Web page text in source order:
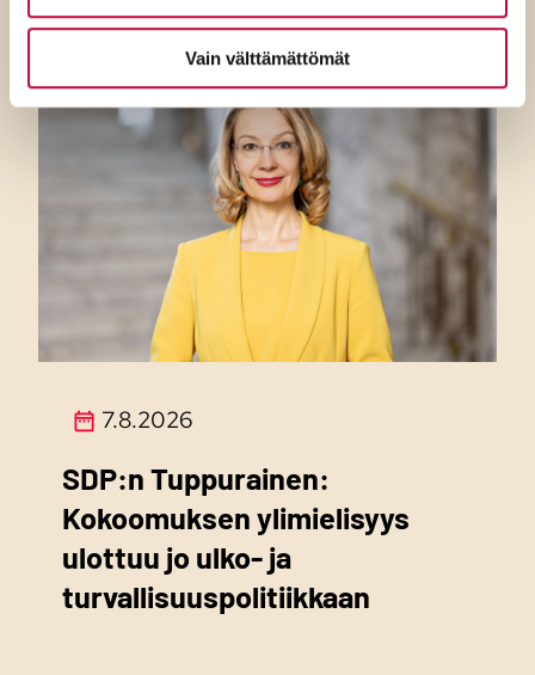
Vain välttämättömät
7.8.2026
SDP:n Tuppurainen:
Kokoomuksen ylimielisyys
ulottuu jo ulko- ja
turvallisuuspolitiikkaan